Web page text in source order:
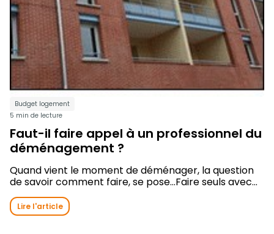
Budget logement
5 min de lecture
Faut-il faire appel à un professionnel du
déménagement ?
Quand vient le moment de déménager, la question
de savoir comment faire, se pose…Faire seuls avec...
Lire l'article